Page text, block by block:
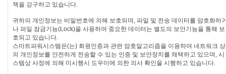
책을 강구하고 있습니다.
귀하의 개인정보는 비밀번호에 의해 보호되며, 파일 및 전송 데이터를 암호화하
나 파일 잠금기능(Lock)을 사용하여 중요한 데이터는 별도의 보안기능을 통해 보
호되고 있습니다.
스마트파워시스템은(는) 회원인증과 관련 암호알고리즘을 이용하여 네트워크 상
의 개인정보를 안전하게 전송할 수 있는 인증 및 보안장치를 채택하고 있으며, 시
스템상 사정에 의해 미시행시 도우미에 의한 의사 확인을 시행하고 있습니다.